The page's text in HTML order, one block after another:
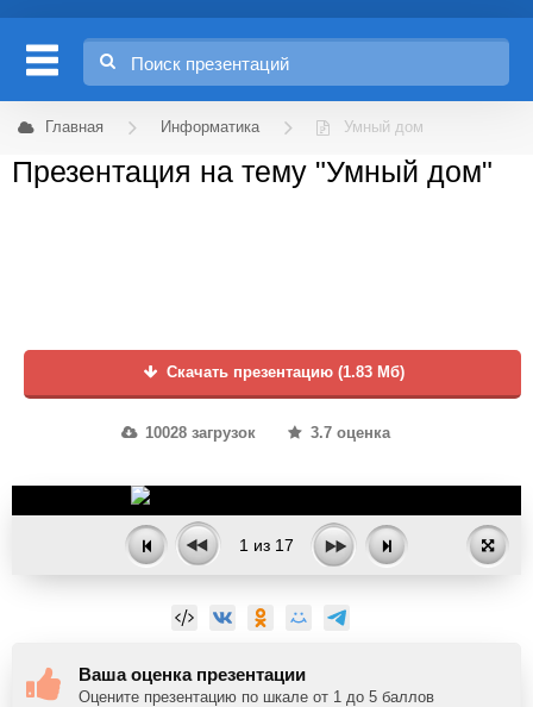
Главная Информатика Умный дом
Презентация на тему "Умный дом"
Скачать презентацию (1.83 Мб)
10028 загрузок 3.7 оценка
1 из 17
Ваша оценка презентации
Оцените презентацию по шкале от 1 до 5 баллов